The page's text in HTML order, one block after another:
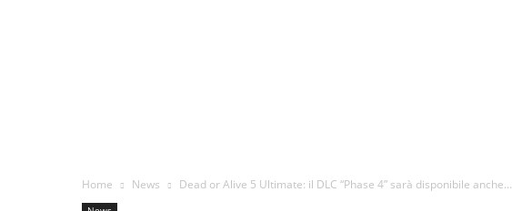
Home News Dead or Alive 5 Ultimate: il DLC “Phase 4” sarà disponibile anche...